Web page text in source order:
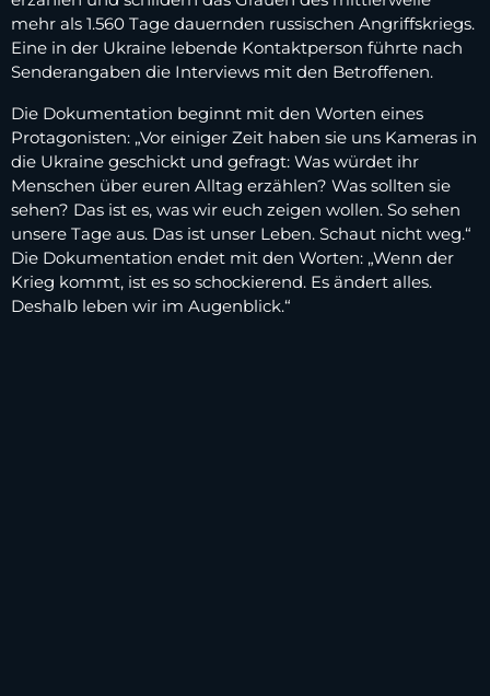
mehr als 1.560 Tage dauernden russischen Angriffskriegs.
Eine in der Ukraine lebende Kontaktperson führte nach
Senderangaben die Interviews mit den Betroffenen.
Die Dokumentation beginnt mit den Worten eines
Protagonisten: „Vor einiger Zeit haben sie uns Kameras in
die Ukraine geschickt und gefragt: Was würdet ihr
Menschen über euren Alltag erzählen? Was sollten sie
sehen? Das ist es, was wir euch zeigen wollen. So sehen
unsere Tage aus. Das ist unser Leben. Schaut nicht weg.“
Die Dokumentation endet mit den Worten: „Wenn der
Krieg kommt, ist es so schockierend. Es ändert alles.
Deshalb leben wir im Augenblick.“